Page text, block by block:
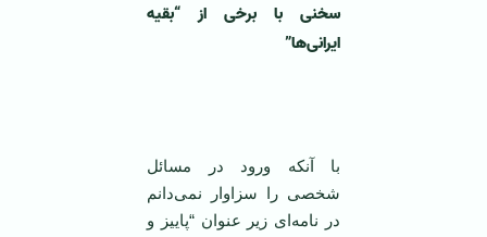
سخنی با برخی از “بقیه
ایرانی‌ها”
با آنکه ورود در مسائل
شخصی را سزاوار نمی‌دانم
در نامه‌ای زیر عنوان “پاییز و